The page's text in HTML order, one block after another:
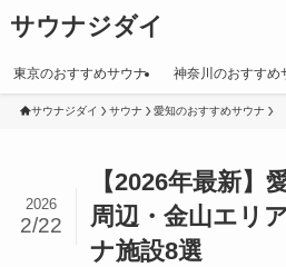
サウナジダイ
東京のおすすめサウナ 神奈川のおすすめ
サウナジダイ サウナ 愛知のおすすめサウナ
【2026年最新】
周辺・金山エリ
ナ施設8選
2026
2/22